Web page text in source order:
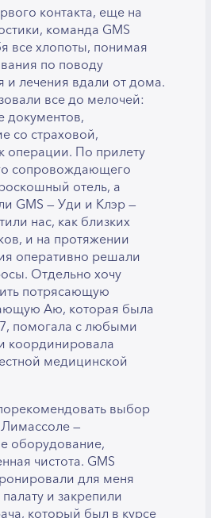
контакта, еще на
команда GMS
все хлопоты, понимая
по поводу
и лечения вдали от дома.
все до мелочей:
со страховой,
операции. По прилету
сопровождающего
отель, а
GMS — Уди и Клэр —
нас, как близких
и на протяжении
оперативно решали
Отдельно хочу
потрясающую
Аю, которая была
помогала с любыми
координировала
медицинской
выбор
—
оборудование,
чистота. GMS
для меня
и закрепили